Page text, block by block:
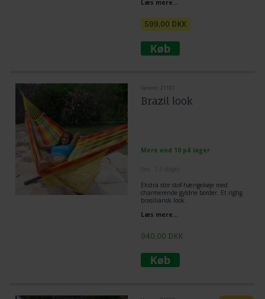
hængekøjens totallængde er 3,40
Læs mere...
599,00 DKK
Varenr. 21101
Brazil look
Mere end 10 på lager
Ekstra stor stof-hængekøje med
charmerende gyldne border. Et rigtig
brasiliansk look.
Læs mere...
940,00 DKK